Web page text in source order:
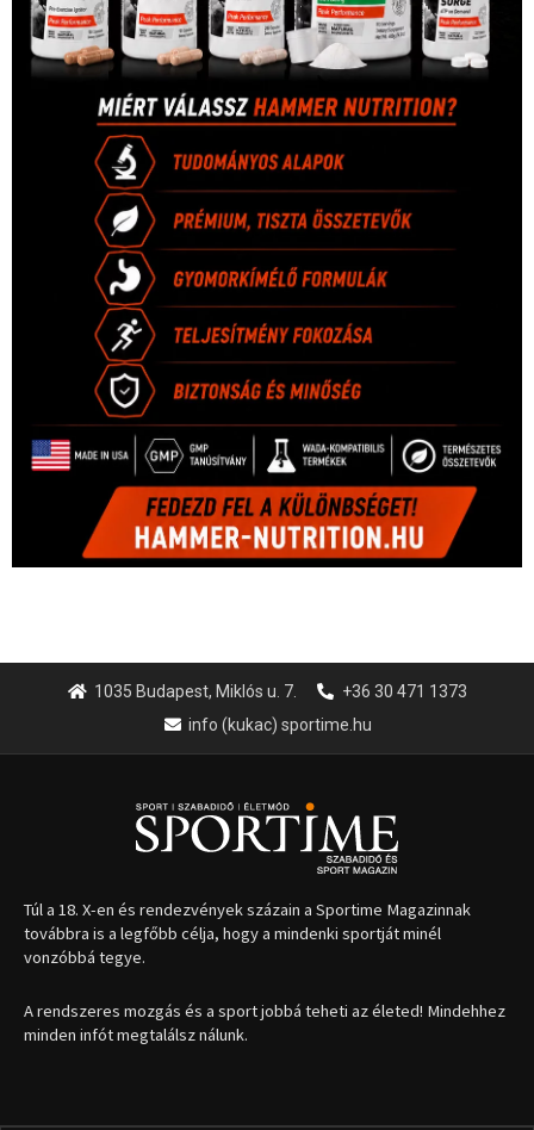
1035 Budapest, Miklós u. 7.
+36 30 471 1373
info (kukac) sportime.hu
Túl a 18. X-en és rendezvények százain a Sportime Magazinnak
továbbra is a legfőbb célja, hogy a mindenki sportját minél
vonzóbbá tegye.
A rendszeres mozgás és a sport jobbá teheti az életed! Mindehhez
minden infót megtalálsz nálunk.